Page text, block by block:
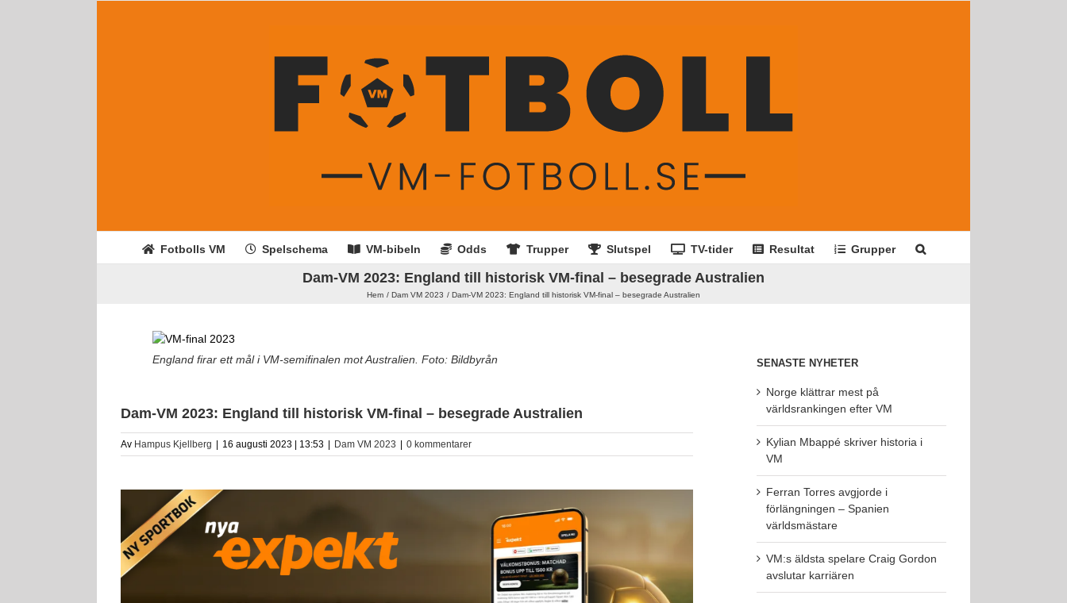
Fotbolls VM Spelschema VM-bibeln Odds Trupper Slutspel TV-tider Resultat Grupper
Dam-VM 2023: England till historisk VM-final – besegrade Australien
Hem Dam VM 2023 Dam-VM 2023: England till historisk VM-final – besegrade Australien
England firar ett mål i VM-semifinalen mot Australien. Foto: Bildbyrån
Dam-VM 2023: England till historisk VM-final – besegrade Australien
Av Hampus Kjellberg 16 augusti 2023 | 13:53 Dam VM 2023 0 kommentarer
SENASTE NYHETER
Norge klättrar mest på
världsrankingen efter VM
Kylian Mbappé skriver historia i
VM
Ferran Torres avgjorde i
förlängningen – Spanien
världsmästare
VM:s äldsta spelare Craig Gordon
avslutar karriären